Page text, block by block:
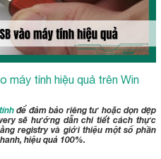
máy tính hiệu quả trên Win
để đảm bảo riêng tư hoặc dọn dẹp
sẽ hướng dẫn chi tiết cách thực
registry và giới thiệu một số phần
hiệu quả 100%.